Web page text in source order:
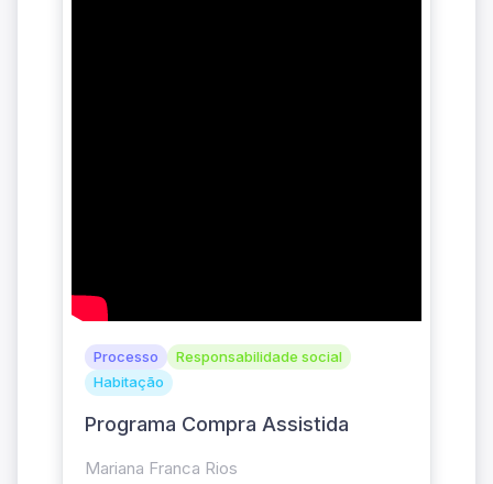
Processo
Responsabilidade social
Habitação
Programa Compra Assistida
Mariana Franca Rios